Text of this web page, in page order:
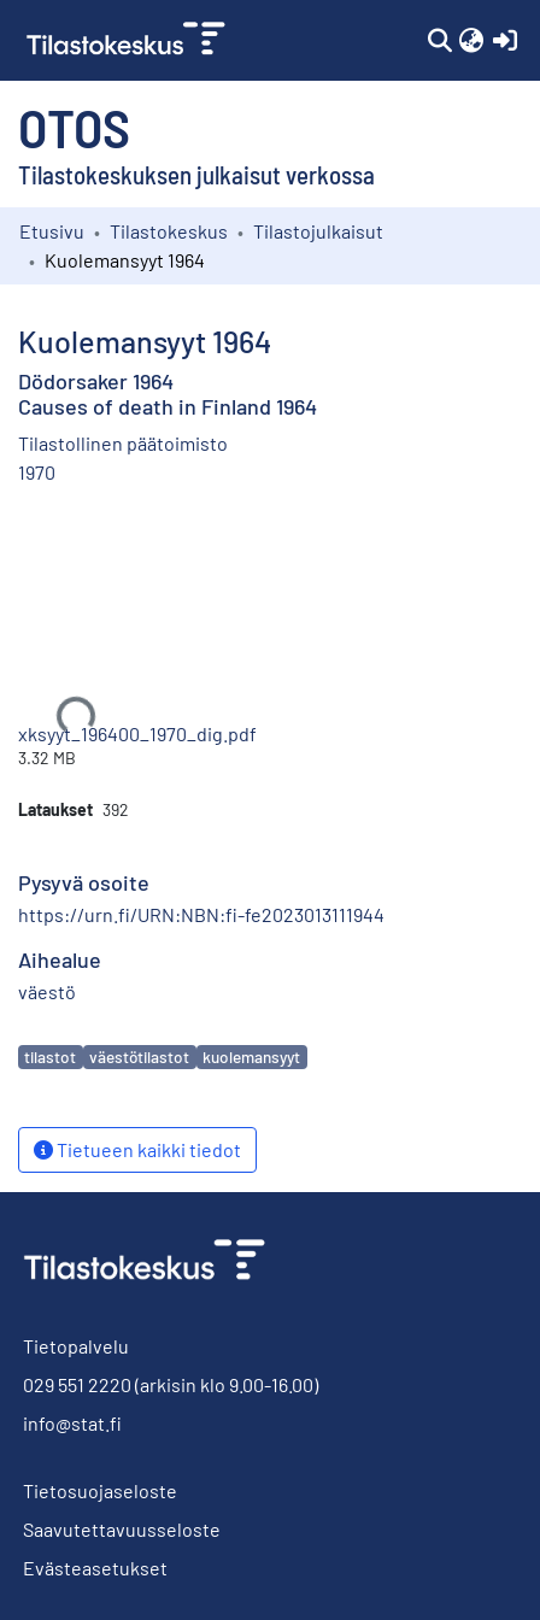
OTOS
Tilastokeskuksen julkaisut verkossa
Kokoelmat
Etusivu Tilastokeskus
Tilastojulkaisut
Kuolemansyyt 1964
Kuolemansyyt 1964
Dödorsaker 1964
Causes of death in Finland 1964
Tilastollinen päätoimisto
1970
Ladataan...
xksyyt_196400_1970_dig.pdf
3.32 MB
Lataukset 392
Pysyvä osoite
https://urn.fi/URN:NBN:fi-fe2023013111944
Aihealue
väestö
Avainsanat
tilastot väestötilastot kuolemansyyt
Tietueen kaikki tiedot
Tietopalvelu
029 551 2220 (arkisin klo 9.00-16.00)
info@stat.fi
Tietosuojaseloste
Saavutettavuusseloste
Evästeasetukset